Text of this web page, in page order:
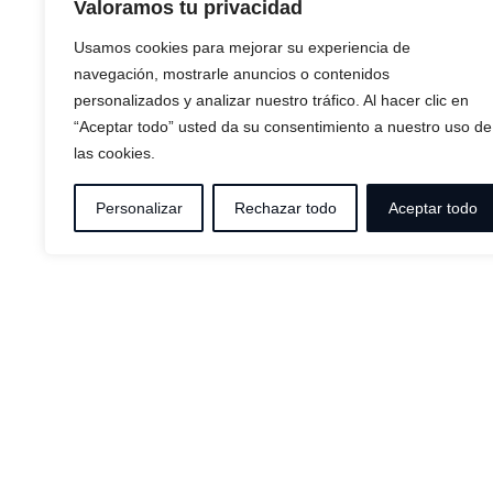
Valoramos tu privacidad
Usamos cookies para mejorar su experiencia de
navegación, mostrarle anuncios o contenidos
personalizados y analizar nuestro tráfico. Al hacer clic en
“Aceptar todo” usted da su consentimiento a nuestro uso de
las cookies.
Personalizar Rechazar todo Aceptar todo